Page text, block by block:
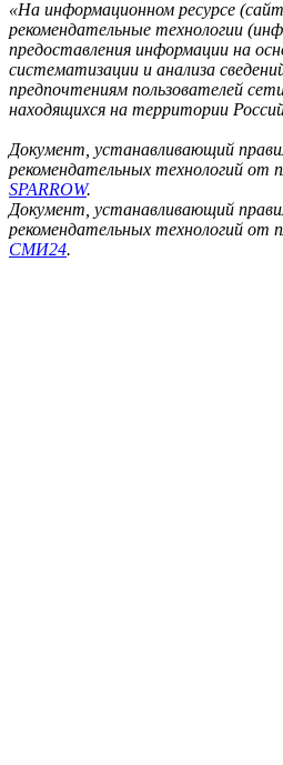
«На информационном ресурсе
рекомендательные технологии
предоставления информации на
систематизации и анализа
предпочтениям пользователей
находящихся на территории
Документ, устанавливающий
рекомендательных технологий от
SPARROW.
Документ, устанавливающий
рекомендательных технологий от
СМИ24.